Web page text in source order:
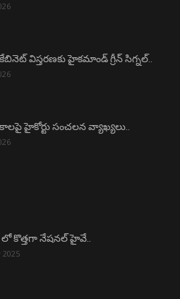
విస్తరణకు హైకమాండ్ గ్రీన్ సిగ్నల్..
హైకోర్టు సంచలన వ్యాఖ్యలు..
లో కొత్తగా నేషనల్ హైవే..